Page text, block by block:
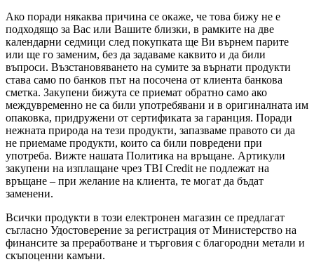
Ако поради някаква причина се окаже, че това бижу не е
подходящо за Вас или Вашите близки, в рамките на две
календарни седмици след покупката ще Ви върнем парите
или ще го заменим, без да задаваме каквито и да били
въпроси. Възстановяването на сумите за върнати продукти
става само по банков път на посочена от клиента банкова
сметка. Закупени бижута се приемат обратно само ако
междувременно не са били употребявани и в оригиналната им
опаковка, придружени от сертификата за гаранция. Поради
нежната природа на тези продукти, запазваме правото си да
не приемаме продукти, които са били повредени при
употреба. Вижте нашата Политика на връщане. Артикули
закупени на изплащане чрез TBI Credit не подлежат на
връщане – при желание на клиента, те могат да бъдат
заменени.
Всички продукти в този електронен магазин се предлагат
съгласно Удостоверение за регистрация от Министерство на
финансите за преработване и търговия с благородни метали и
скъпоценни камъни.